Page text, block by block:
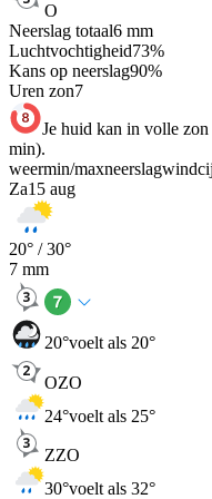
O
Neerslag totaal6 mm
Luchtvochtigheid73%
Kans op neerslag90%
Uren zon7
Je huid kan in volle
min).
weermin/maxneerslagwind
Za15 aug
20° /30°
7 mm
20°voelt als 20°
OZO
24°voelt als 25°
ZZO
30°voelt als 32°